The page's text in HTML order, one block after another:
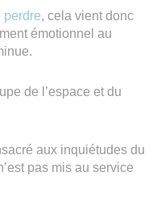
perdre, cela vient donc
émotionnel au
de l’espace et du
aux inquiétudes du
pas mis au service